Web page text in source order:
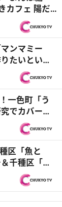
カフェ 陽だ
レンジたい
打ちなスイ
純金（ゴー
ンマミー
たいという
モウマい
一色町「う
でカバー！
とんとん」
発！？『PS
区「魚と
千種区「中
リトロ食感
格で⁉『PS